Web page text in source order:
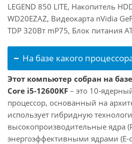
LEGEND 850 LITE, Накопитель
WD20EZAZ, Видеокарта nVidia
TDP 320Вт mP75, Блок питания
На базе какого
Этот компьютер собран на
Core i5-12600KF – это 10-
процессор, основанный на
использует гибридную
высокопроизводительные ядра
энергоэффективными ядрами (E-